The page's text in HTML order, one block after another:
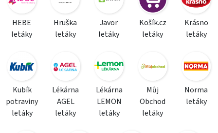
HEBE
letáky
Hruška
letáky
Javor
letáky
Košík.cz
letáky
Krásno
letáky
Kubík
potraviny
letáky
Lékárna
AGEL
letáky
Lékárna
LEMON
letáky
Můj
Obchod
letáky
Norma
letáky